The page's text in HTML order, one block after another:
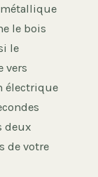
le bois
le
vers
électrique
deux
de votre